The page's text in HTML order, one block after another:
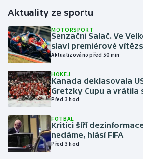
Golf
Gymnastika
Házená
Jezdectví
Judo
Krasobruslení
Lezení
Aktuality ze sportu
MOTORSPORT
Senzační Salač. Ve
slaví premiérové
Aktualizováno před 50 min
HOKEJ
Kanada deklasovala
Gretzky Cupu a vrátila
Před 3 hod
FOTBAL
Kritici šíří
nedáme, hlásí FIFA
Před 3 hod